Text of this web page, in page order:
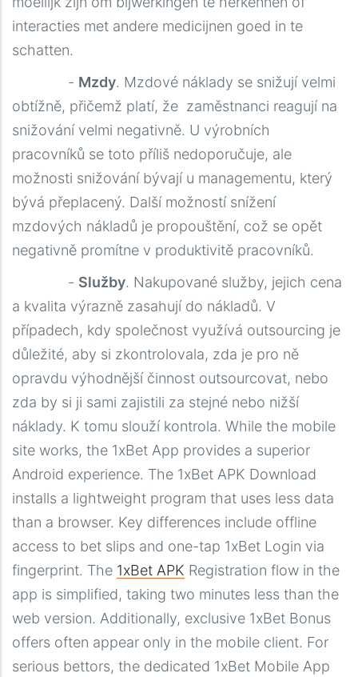
interacties met andere medicijnen goed in te
schatten.
- Mzdy. Mzdové náklady se snižují velmi
obtížně, přičemž platí, že zaměstnanci reagují na
snižování velmi negativně. U výrobních
pracovníků se toto příliš nedoporučuje, ale
možnosti snižování bývají u managementu, který
bývá přeplacený. Další možností snížení
mzdových nákladů je propouštění, což se opět
negativně promítne v produktivitě pracovníků.
- Služby. Nakupované služby, jejich cena
a kvalita výrazně zasahují do nákladů. V
případech, kdy společnost využívá outsourcing je
důležité, aby si zkontrolovala, zda je pro ně
opravdu výhodnější činnost outsourcovat, nebo
zda by si ji sami zajistili za stejné nebo nižší
náklady. K tomu slouží kontrola. While the mobile
site works, the 1xBet App provides a superior
Android experience. The 1xBet APK Download
installs a lightweight program that uses less data
than a browser. Key differences include offline
access to bet slips and one-tap 1xBet Login via
fingerprint. The 1xBet APK Registration flow in the
app is simplified, taking two minutes less than the
web version. Additionally, exclusive 1xBet Bonus
offers often appear only in the mobile client. For
serious bettors, the dedicated 1xBet Mobile App